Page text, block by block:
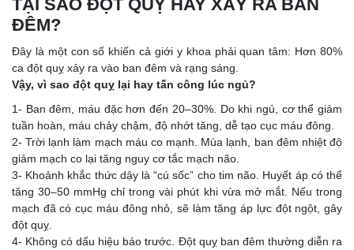
TẠI SAO ĐỘT QUỴ HAY XẢY RA BAN
ĐÊM?
Đây là một con số khiến cả giới y khoa phải quan tâm: Hơn 80%
ca đột quỵ xảy ra vào ban đêm và rạng sáng.
Vậy, vì sao đột quỵ lại hay tấn công lúc ngủ?
1- Ban đêm, máu đặc hơn đến 20–30%. Do khi ngủ, cơ thể giảm
tuần hoàn, máu chảy chậm, độ nhớt tăng, dễ tạo cục máu đông.
2- Trời lạnh làm mạch máu co mạnh. Mùa lạnh, ban đêm nhiệt độ
giảm mạch co lại tăng nguy cơ tắc mạch não.
3- Khoảnh khắc thức dậy là “cú sốc” cho tim não. Huyết áp có thể
tăng 30–50 mmHg chỉ trong vài phút khi vừa mở mắt. Nếu trong
mạch đã có cục máu đông nhỏ, sẽ làm tăng áp lực đột ngột, gây
đột quỵ.
4- Không có dấu hiệu báo trước. Đột quỵ ban đêm thường diễn ra